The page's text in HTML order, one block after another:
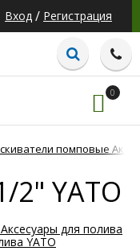
Вход / Регистрация
0
помповые
YATO
для полива
YATO